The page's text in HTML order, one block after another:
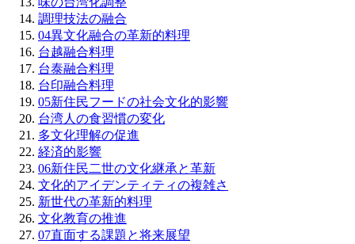
調理技法の融合
04異文化融合の革新的料理
台越融合料理
台泰融合料理
台印融合料理
05新住民フードの社会文化的影響
台湾人の食習慣の変化
多文化理解の促進
経済的影響
06新住民二世の文化継承と革新
文化的アイデンティティの複雑さ
新世代の革新的料理
文化教育の推進
07直面する課題と将来展望